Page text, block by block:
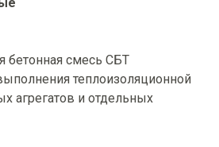
бетонная смесь СБТ
теплоизоляционной
агрегатов и отдельных